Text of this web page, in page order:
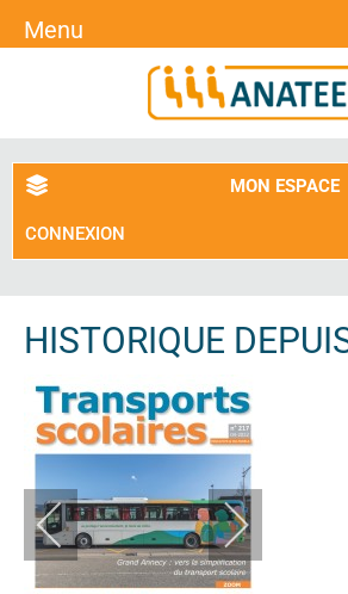
MON ESPACE
CONNEXION
HISTORIQUE
Menu